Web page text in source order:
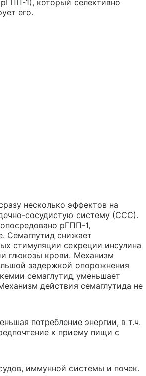
1), который селективно
его.
несколько эффектов на
сосудистую систему (ССС).
рГПП-1,
Семаглутид снижает
стимуляции секреции инсулина
глюкозы крови. Механизм
задержкой опорожнения
семаглутид уменьшает
действия семаглутида не
потребление энергии, в т.ч.
к приему пищи с
иммунной системы и почек.